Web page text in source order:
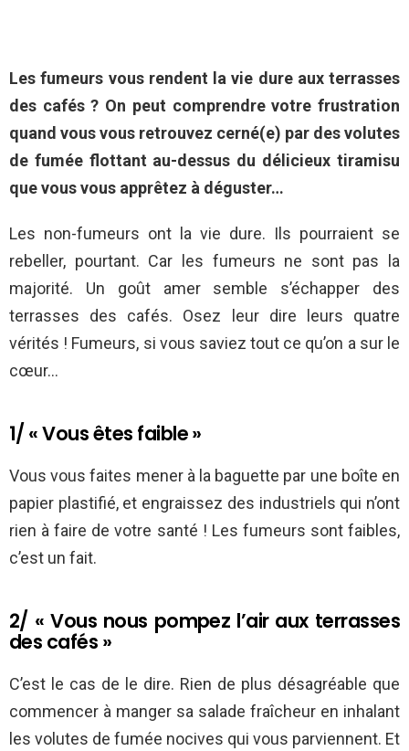
Les fumeurs vous rendent la vie dure aux terrasses
des cafés ? On peut comprendre votre frustration
quand vous vous retrouvez cerné(e) par des volutes
de fumée flottant au-dessus du délicieux tiramisu
que vous vous apprêtez à déguster…
Les non-fumeurs ont la vie dure. Ils pourraient se
rebeller, pourtant. Car les fumeurs ne sont pas la
majorité. Un goût amer semble s’échapper des
terrasses des cafés. Osez leur dire leurs quatre
vérités ! Fumeurs, si vous saviez tout ce qu’on a sur le
cœur…
1/ « Vous êtes faible »
Vous vous faites mener à la baguette par une boîte en
papier plastifié, et engraissez des industriels qui n’ont
rien à faire de votre santé ! Les fumeurs sont faibles,
c’est un fait.
2/ « Vous nous pompez l’air aux terrasses
des cafés »
C’est le cas de le dire. Rien de plus désagréable que
commencer à manger sa salade fraîcheur en inhalant
les volutes de fumée nocives qui vous parviennent. Et